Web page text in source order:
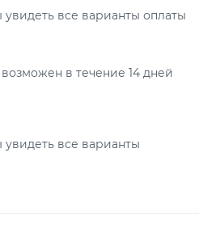
все варианты оплаты
в течение 14 дней
все варианты